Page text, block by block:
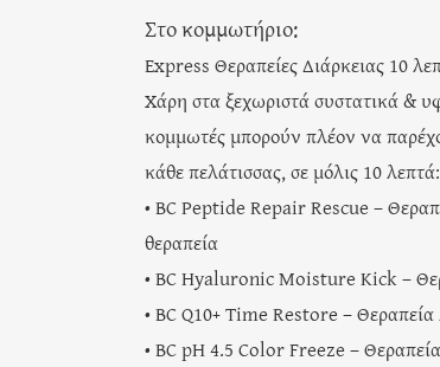
Στο κομμωτήριο:
Express Θεραπείες Διάρκειας 10
Χάρη στα ξεχωριστά συστατικά &
κομμωτές μπορούν πλέον να
κάθε πελάτισσας, σε μόλις 10 λεπτά:
• BC Peptide Repair Rescue –
θεραπεία
• BC Hyaluronic Moisture Kick –
• BC Q10+ Time Restore –
• BC pH 4.5 Color Freeze –